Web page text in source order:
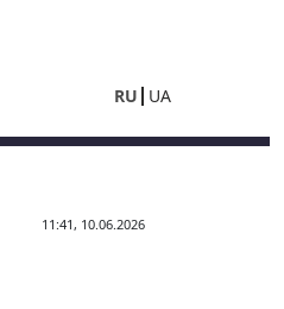
RU UA
11:41, 10.06.2026